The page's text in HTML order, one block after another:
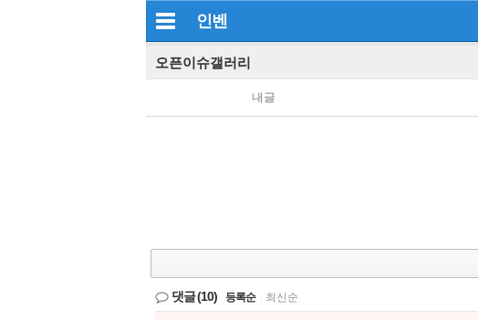
인벤
오픈이슈갤러리
내글
댓글(10) 등록순 최신순